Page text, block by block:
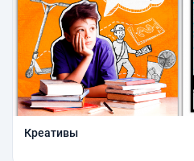
Креативы